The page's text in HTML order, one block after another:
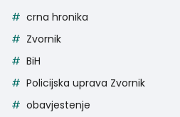
crna hronika
Zvornik
BiH
Policijska uprava Zvornik
obavjestenje